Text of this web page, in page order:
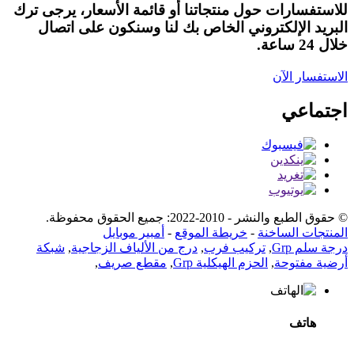
للاستفسارات حول منتجاتنا أو قائمة الأسعار، يرجى ترك
البريد الإلكتروني الخاص بك لنا وسنكون على اتصال
خلال 24 ساعة.
الاستفسار الآن
اجتماعي
© حقوق الطبع والنشر - 2010-2022: جميع الحقوق محفوظة.
المنتجات الساخنة - خريطة الموقع - أمبير موبايل
درجة سلم Grp
, تركيب فرب, درج من الألياف الزجاجية, شبكة
أرضية مفتوحة, الحزم الهيكلية Grp , مقطع صريف,
هاتف